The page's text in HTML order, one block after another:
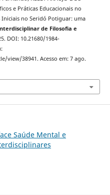
e Práticas Educacionais no
no Seridó Potiguar: uma
de Filosofia e
DOI: 10.21680/1984-
38941. Acesso em: 7 ago.
Saúde Mental e